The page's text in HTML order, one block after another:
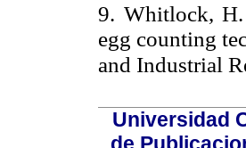
9. Whitlock,
egg counting
and Industrial
Universidad